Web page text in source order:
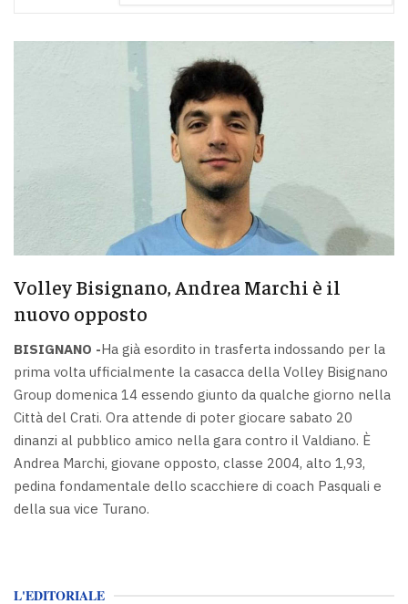
Volley Bisignano, Andrea Marchi è il
nuovo opposto
BISIGNANO -Ha già esordito in trasferta indossando per la
prima volta ufficialmente la casacca della Volley Bisignano
Group domenica 14 essendo giunto da qualche giorno nella
Città del Crati. Ora attende di poter giocare sabato 20
dinanzi al pubblico amico nella gara contro il Valdiano. È
Andrea Marchi, giovane opposto, classe 2004, alto 1,93,
pedina fondamentale dello scacchiere di coach Pasquali e
della sua vice Turano.
L'EDITORIALE